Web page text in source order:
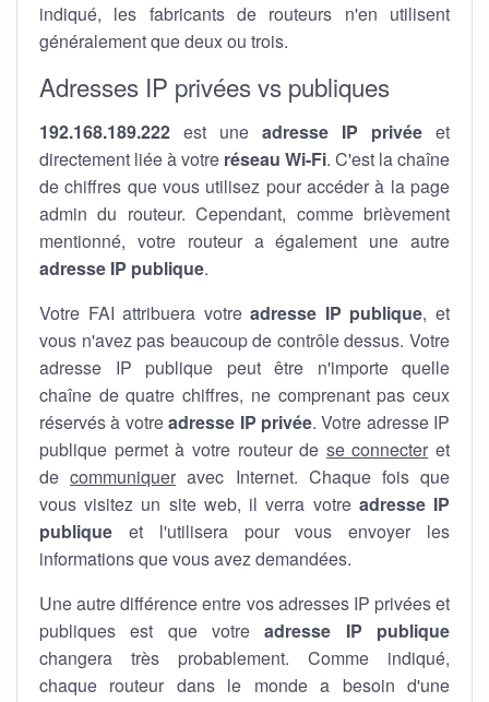
indiqué, les fabricants de routeurs n'en utilisent
généralement que deux ou trois.
Adresses IP privées vs publiques
192.168.189.222 est une adresse IP privée et
directement liée à votre réseau Wi-Fi. C'est la chaîne
de chiffres que vous utilisez pour accéder à la page
admin du routeur. Cependant, comme brièvement
mentionné, votre routeur a également une autre
adresse IP publique.
Votre FAI attribuera votreadresse IP publique, et
vous n'avez pas beaucoup de contrôle dessus. Votre
adresse IP publique peut être n'importe quelle
chaîne de quatre chiffres, ne comprenant pas ceux
réservés à votreadresse IP privée. Votre adresse IP
publique permet à votre routeur de se connecter et
decommuniquer avec Internet. Chaque fois que
vous visitez un site web, il verra votre adresse IP
publique et l'utilisera pour vous envoyer les
informations que vous avez demandées.
Une autre différence entre vos adresses IP privées et
publiques est que votreadresse IP publique
changera très probablement. Comme indiqué,
chaque routeur dans le monde a besoin d'une